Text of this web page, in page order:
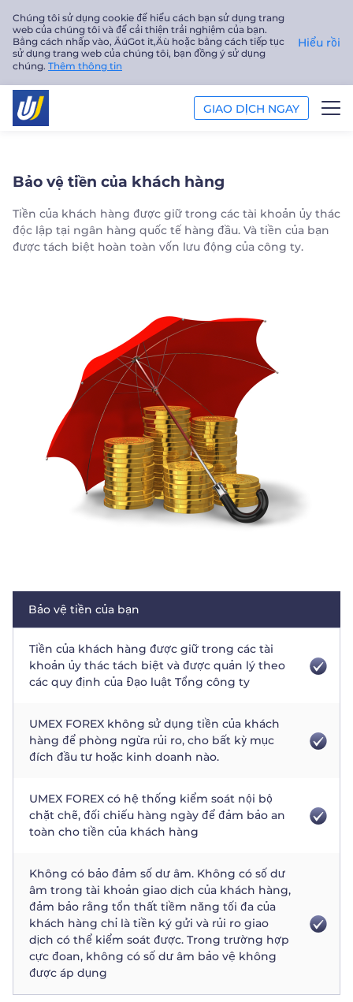
Chúng tôi sử dụng cookie để hiểu cách bạn sử dụng trang
web của chúng tôi và để cải thiện trải nghiệm của bạn.
Bằng cách nhấp vào‚ ÄúGot it‚Äù hoặc bằng cách tiếp tục
sử dụng trang web của chúng tôi, bạn đồng ý sử dụng
chúng. Thêm thông tin
Hiểu rồi
GIAO DỊCH NGAY
NỀN TẢNG
PHÂN TÍCH
Tiếng Việt
Trader
Bảo vệ tiền của khách hàng
Tiền của khách hàng được giữ trong các tài khoản ủy thác
độc lập tại ngân hàng quốc tế hàng đầu. Và tiền của bạn
được tách biệt hoàn toàn vốn lưu động của công ty.
Bảo vệ tiền của bạn
Tiền của khách hàng được giữ trong các tài
khoản ủy thác tách biệt và được quản lý theo
các quy định của Đạo luật Tổng công ty
UMEX FOREX không sử dụng tiền của khách
hàng để phòng ngừa rủi ro, cho bất kỳ mục
đích đầu tư hoặc kinh doanh nào.
UMEX FOREX có hệ thống kiểm soát nội bộ
chặt chẽ, đối chiếu hàng ngày để đảm bảo an
toàn cho tiền của khách hàng
Không có bảo đảm số dư âm. Không có số dư
âm trong tài khoản giao dịch của khách hàng,
đảm bảo rằng tổn thất tiềm năng tối đa của
khách hàng chỉ là tiền ký gửi và rủi ro giao
dịch có thể kiểm soát được. Trong trường hợp
cực đoan, không có số dư âm bảo vệ không
được áp dụng